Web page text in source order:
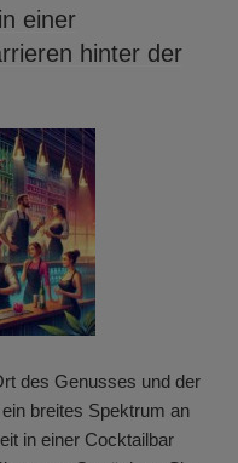
einer
hinter der
des Genusses und der
breites Spektrum an
in einer Cocktailbar